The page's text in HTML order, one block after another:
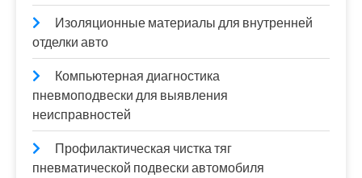
Изоляционные материалы для внутренней
отделки авто
Компьютерная диагностика
пневмоподвески для выявления
неисправностей
Профилактическая чистка тяг
пневматической подвески автомобиля